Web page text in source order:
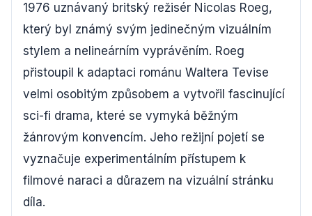
1976 uznávaný britský režisér Nicolas Roeg,
který byl známý svým jedinečným vizuálním
stylem a nelineárním vyprávěním. Roeg
přistoupil k adaptaci románu Waltera Tevise
velmi osobitým způsobem a vytvořil fascinující
sci-fi drama, které se vymyká běžným
žánrovým konvencím. Jeho režijní pojetí se
vyznačuje experimentálním přístupem k
filmové naraci a důrazem na vizuální stránku
díla.